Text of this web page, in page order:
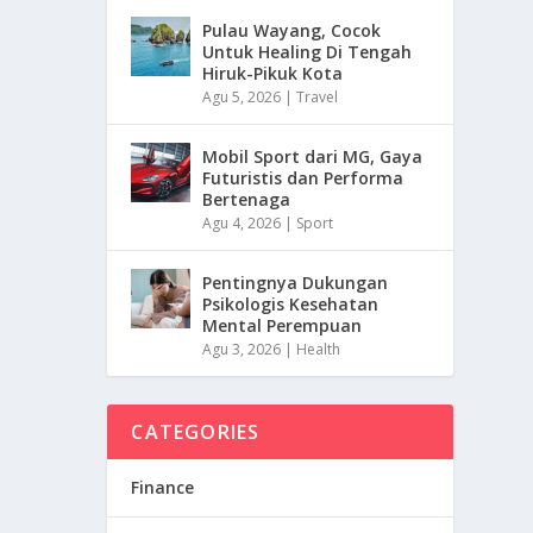
Pulau Wayang, Cocok
Untuk Healing Di Tengah
Hiruk-Pikuk Kota
Agu 5, 2026 |Travel
Mobil Sport dari MG, Gaya
Futuristis dan Performa
Bertenaga
Agu 4, 2026 | Sport
Pentingnya Dukungan
Psikologis Kesehatan
Mental Perempuan
Agu 3, 2026 | Health
CATEGORIES
Finance